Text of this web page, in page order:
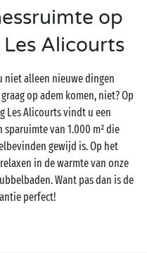
op
Alicourts
niet alleen nieuwe dingen
op adem komen, niet? Op
Les Alicourts vindt u een
van 1.000 m² die
gewijd is. Op het
in de warmte van onze
Want pas dan is de
perfect!